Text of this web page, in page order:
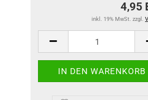
4,95
inkl. 19% MwSt. zzgl.